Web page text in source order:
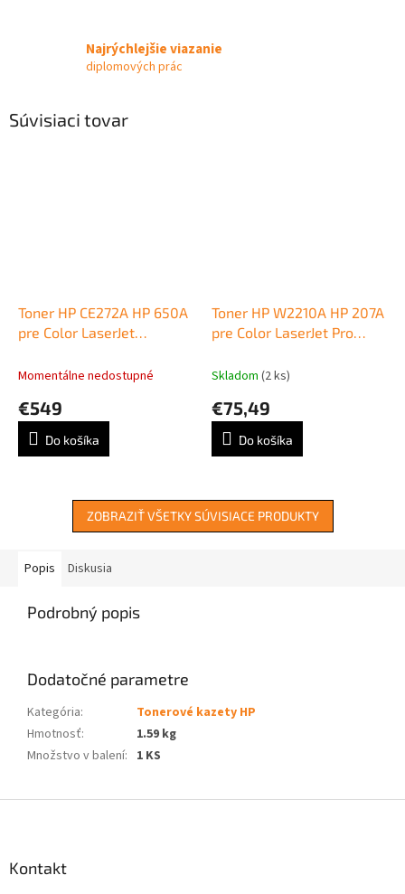
Najrýchlejšie viazanie
diplomových prác
Súvisiaci tovar
Toner HP CE272A HP 650A
pre Color LaserJet
yellow (15.000 str.)
Momentálne nedostupné
€549
Do košíka
Toner HP W2210A HP 207A
pre Color LaserJet Pro
black (1.350 str.)
Skladom (2 ks)
€75,49
Do košíka
ZOBRAZIŤ VŠETKY SÚVISIACE PRODUKTY
Popis Diskusia
Podrobný popis
Dodatočné parametre
Kategória:
Tonerové kazety HP
Hmotnosť:
1.59 kg
Množstvo v balení: 1 KS
Kontakt